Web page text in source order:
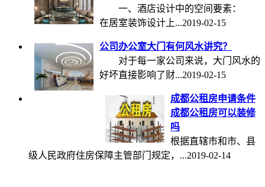
一、酒店设计中的空间要素：
在居室装饰设计上...2019-02-15
公司办公室大门有何风水讲究？
对于每一家公司来说，大门风水的
好坏直接影响了财...2019-02-15
成都公租房申请条件
成都公租房可以装修
吗
根据直辖市和市、县
级人民政府住房保障主管部门规定，...2019-02-14